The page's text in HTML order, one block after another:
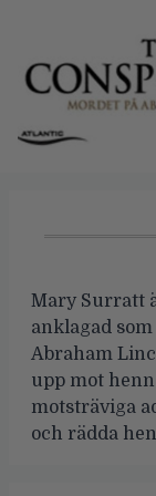
Mary Surratt
anklagad
Abraham
upp mot
motsträviga
och rädda